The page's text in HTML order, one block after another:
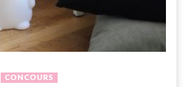
CONCOURS